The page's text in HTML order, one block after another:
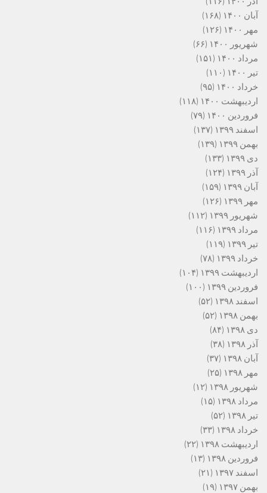
آبان ۱۴۰۰
(۱۶۸)
مهر ۱۴۰۰
(۱۲۶)
شهریور ۱۴۰۰
(۶۶)
مرداد ۱۴۰۰
(۱۵۱)
تیر ۱۴۰۰
(۱۱۰)
خرداد ۱۴۰۰
(۹۵)
اردیبهشت ۱۴۰۰
(۱۱۸)
فروردین ۱۴۰۰
(۷۹)
اسفند ۱۳۹۹
(۱۳۷)
بهمن ۱۳۹۹
(۱۳۹)
دی ۱۳۹۹
(۱۳۳)
آذر ۱۳۹۹
(۱۲۴)
آبان ۱۳۹۹
(۱۵۹)
مهر ۱۳۹۹
(۱۲۶)
شهریور ۱۳۹۹
(۱۱۲)
مرداد ۱۳۹۹
(۱۱۶)
تیر ۱۳۹۹
(۱۱۹)
خرداد ۱۳۹۹
(۷۸)
اردیبهشت ۱۳۹۹
(۱۰۴)
فروردین ۱۳۹۹
(۱۰۰)
اسفند ۱۳۹۸
(۵۲)
بهمن ۱۳۹۸
(۵۲)
دی ۱۳۹۸
(۸۴)
آذر ۱۳۹۸
(۳۸)
آبان ۱۳۹۸
(۳۷)
مهر ۱۳۹۸
(۲۵)
شهریور ۱۳۹۸
(۱۲)
مرداد ۱۳۹۸
(۱۵)
تیر ۱۳۹۸
(۵۲)
خرداد ۱۳۹۸
(۳۳)
اردیبهشت ۱۳۹۸
(۲۲)
فروردین ۱۳۹۸
(۱۳)
اسفند ۱۳۹۷
(۲۱)
بهمن ۱۳۹۷
(۱۹)